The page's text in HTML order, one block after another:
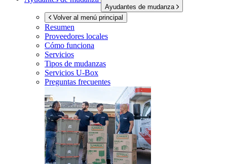
Ayudantes de mudanza
Volver al menú principal
Resumen
Proveedores locales
Cómo funciona
Servicios
Tipos de mudanzas
Servicios U-Box
Preguntas frecuentes